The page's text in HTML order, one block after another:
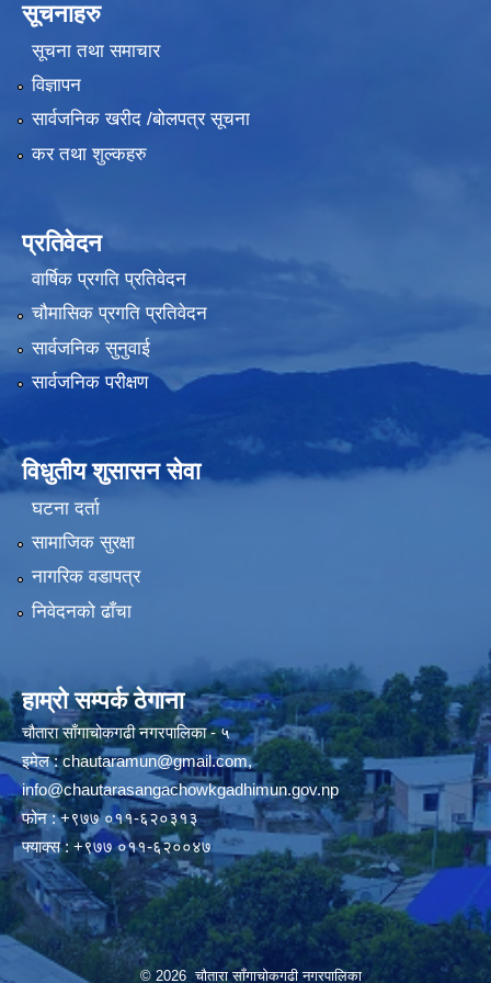
सूचनाहरु
सूचना तथा समाचार
विज्ञापन
सार्वजनिक खरीद /बोलपत्र सूचना
कर तथा शुल्कहरु
प्रतिवेदन
वार्षिक प्रगति प्रतिवेदन
चौमासिक प्रगति प्रतिवेदन
सार्वजनिक सुनुवाई
सार्वजनिक परीक्षण
विधुतीय शुसासन सेवा
घटना दर्ता
सामाजिक सुरक्षा
नागरिक वडापत्र
निवेदनको ढाँचा
हाम्रो सम्पर्क ठेगाना
चौतारा साँगाचोकगढी नगरपालिका - ५
इमेल :chautaramun@gmail.com,
info@chautarasangachowkgadhimun.gov.np
फोन : +९७७ ०११-६२०३१३
फ्याक्स : +९७७ ०११-६२००४७
© 2026 चौतारा साँगाचोकगढी नगरपालिका